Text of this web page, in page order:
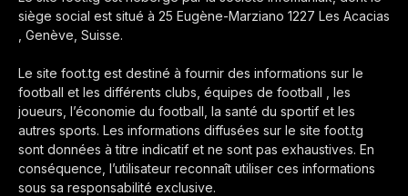
siège social est situé à 25 Eugène-Marziano 1227 Les Acacias
, Genève, Suisse.
Le site foot.tg est destiné à fournir des informations sur le
football et les différents clubs, équipes de football , les
joueurs, l’économie du football, la santé du sportif et les
autres sports. Les informations diffusées sur le site foot.tg
sont données à titre indicatif et ne sont pas exhaustives. En
conséquence, l’utilisateur reconnaît utiliser ces informations
sous sa responsabilité exclusive.